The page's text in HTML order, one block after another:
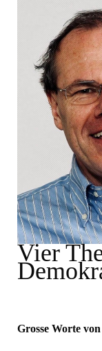
Vier
Grosse Worte